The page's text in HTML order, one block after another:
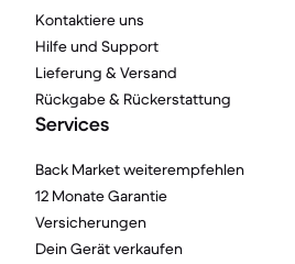
Kontaktiere uns
Hilfe und Support
Lieferung & Versand
Rückgabe & Rückerstattung
Services
Back Market weiterempfehlen
12 Monate Garantie
Versicherungen
Dein Gerät verkaufen